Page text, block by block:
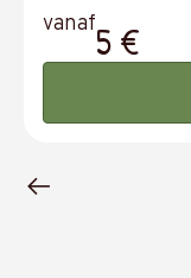
vanaf5 €